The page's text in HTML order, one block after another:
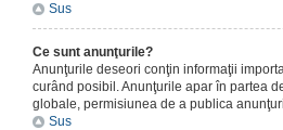
Sus
Ce sunt anunţurile?
Anunţurile deseori conţin informaţii
curând posibil. Anunţurile apar în partea
globale, permisiunea de a publica
Sus